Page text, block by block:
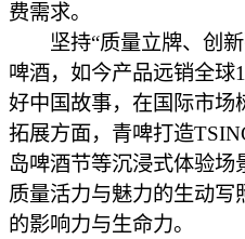
费需求。
坚持“质量立牌、创新
啤酒，如今产品远销全球
好中国故事，在国际市场
拓展方面，青啤打造
岛啤酒节等沉浸式体验
质量活力与魅力的生动
的影响力与生命力。